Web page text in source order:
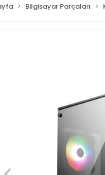
Bilgisayar Parçaları